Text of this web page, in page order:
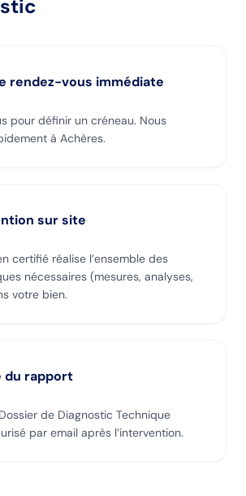
rendez-vous immédiate
pour définir un créneau. Nous
à Achères.
sur site
certifié réalise l’ensemble des
nécessaires (mesures, analyses,
votre bien.
du rapport
de Diagnostic Technique
par email après l’intervention.